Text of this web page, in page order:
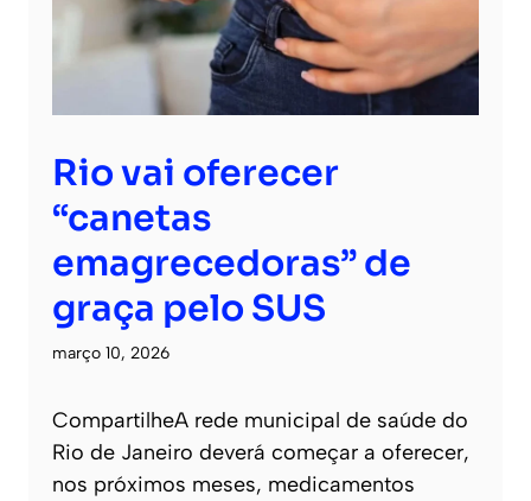
Rio vai oferecer
“canetas
emagrecedoras” de
graça pelo SUS
março 10, 2026
CompartilheA rede municipal de saúde do
Rio de Janeiro deverá começar a oferecer,
nos próximos meses, medicamentos